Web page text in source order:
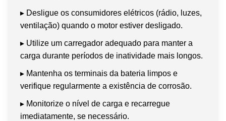
▸ Desligue os consumidores elétricos (rádio, luzes,
ventilação) quando o motor estiver desligado.
▸ Utilize um carregador adequado para manter a
carga durante períodos de inatividade mais longos.
▸ Mantenha os terminais da bateria limpos e
verifique regularmente a existência de corrosão.
▸ Monitorize o nível de carga e recarregue
imediatamente, se necessário.